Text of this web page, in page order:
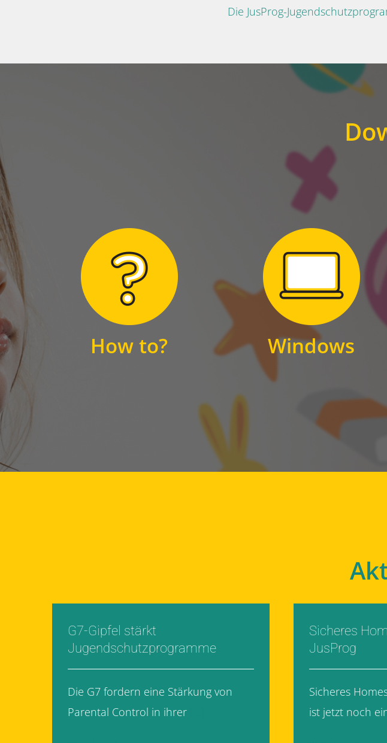
Die JusProg-
How to?
Hier finden Sie
Windows
Zum Download
für Windows
G7-Gipfel stärkt
Jugendschutzprogramme
Die G7 fordern eine Stärkung von
Parental Control in ihrer
Sicheres
JusProg
Sicheres
ist jetzt noch